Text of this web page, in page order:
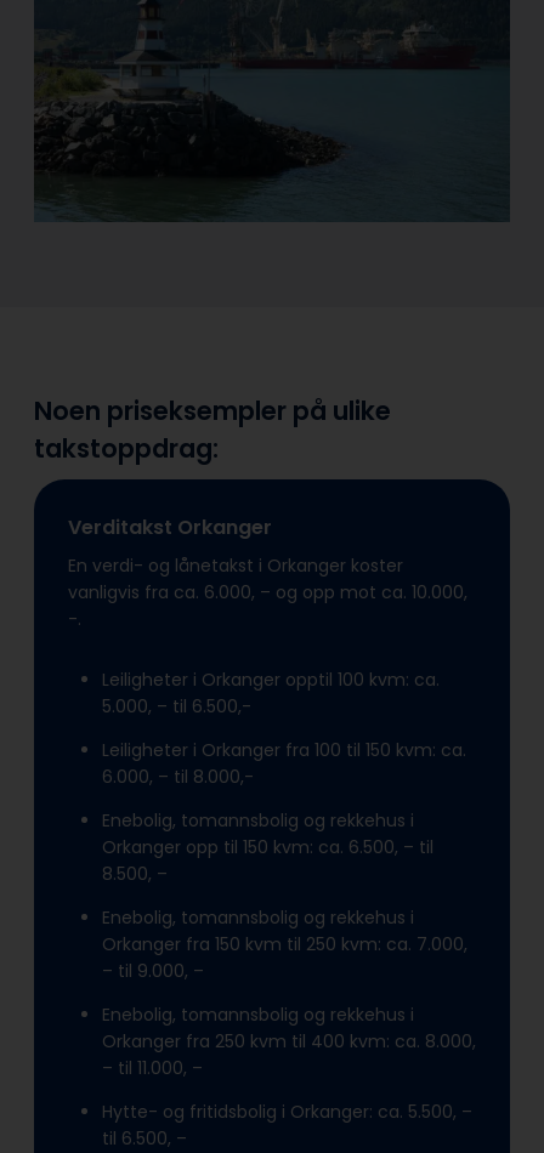
Noen priseksempler på ulike
takstoppdrag:
Verditakst Orkanger
En verdi- og lånetakst i Orkanger koster
vanligvis fra ca. 6.000, – og opp mot ca. 10.000,
-.
Leiligheter i Orkanger opptil 100 kvm: ca.
5.000, – til 6.500,-
Leiligheter i Orkanger fra 100 til 150 kvm: ca.
6.000, – til 8.000,-
Enebolig, tomannsbolig og rekkehus i
Orkanger opp til 150 kvm: ca. 6.500, – til
8.500, –
Enebolig, tomannsbolig og rekkehus i
Orkanger fra 150 kvm til 250 kvm: ca. 7.000,
– til 9.000, –
Enebolig, tomannsbolig og rekkehus i
Orkanger fra 250 kvm til 400 kvm: ca. 8.000,
– til 11.000, –
Hytte- og fritidsbolig i Orkanger: ca. 5.500, –
til 6.500, –